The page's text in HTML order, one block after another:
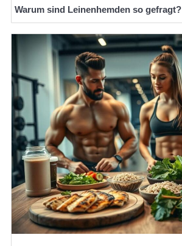
Warum sind Leinenhemden so gefragt?